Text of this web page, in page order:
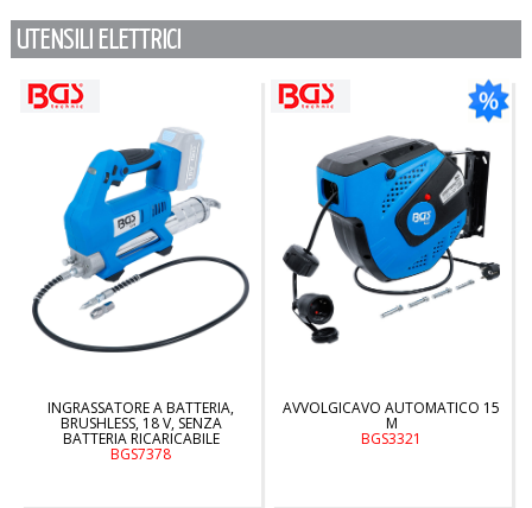
UTENSILI ELETTRICI
INGRASSATORE A BATTERIA,
BRUSHLESS, 18 V, SENZA
BATTERIA RICARICABILE
BGS7378
AVVOLGICAVO AUTOMATICO 15
M
BGS3321